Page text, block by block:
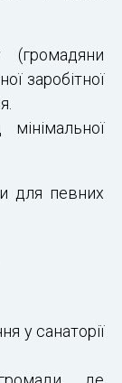
(громадяни
заробітної
для певних
у санаторії